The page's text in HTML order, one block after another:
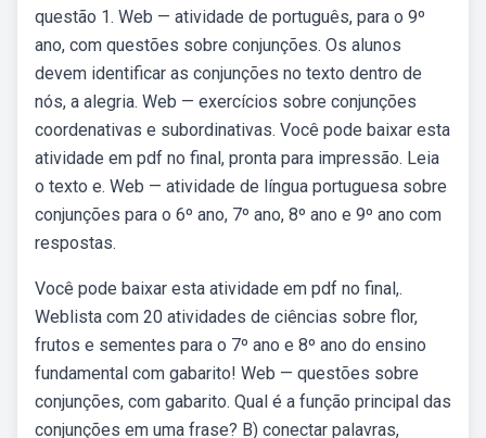
questão 1. Web — atividade de português, para o 9º
ano, com questões sobre conjunções. Os alunos
devem identificar as conjunções no texto dentro de
nós, a alegria. Web — exercícios sobre conjunções
coordenativas e subordinativas. Você pode baixar esta
atividade em pdf no final, pronta para impressão. Leia
o texto e. Web — atividade de língua portuguesa sobre
conjunções para o 6º ano, 7º ano, 8º ano e 9º ano com
respostas.
Você pode baixar esta atividade em pdf no final,.
Weblista com 20 atividades de ciências sobre flor,
frutos e sementes para o 7º ano e 8º ano do ensino
fundamental com gabarito! Web — questões sobre
conjunções, com gabarito. Qual é a função principal das
conjunções em uma frase? B) conectar palavras,